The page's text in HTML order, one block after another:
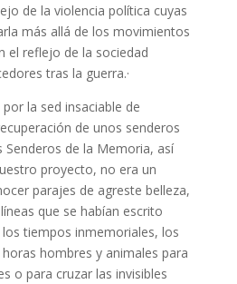
de la violencia política cuyas
más allá de los movimientos
el reflejo de la sociedad
tras la guerra.·
la sed insaciable de
de unos senderos
de la Memoria, así
proyecto, no era un
parajes de agreste belleza,
que se habían escrito
tiempos inmemoriales, los
hombres y animales para
o para cruzar las invisibles